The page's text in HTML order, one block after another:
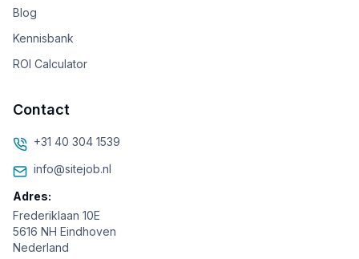
Blog
Kennisbank
ROI Calculator
Contact
+31 40 304 1539
info@sitejob.nl
Adres:
Frederiklaan 10E
5616 NH Eindhoven
Nederland